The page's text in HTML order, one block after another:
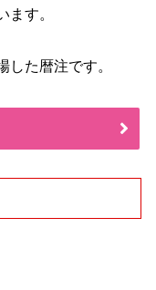
ます。
した暦注です。